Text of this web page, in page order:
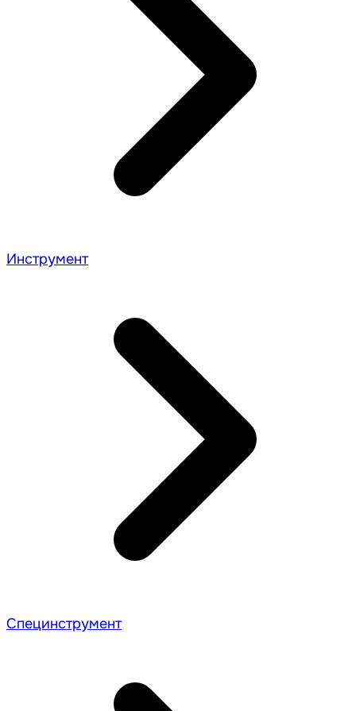
Инструмент
Специнструмент